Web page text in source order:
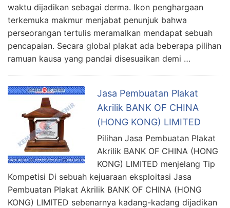
waktu dijadikan sebagai derma. Ikon penghargaan
terkemuka makmur menjabat penunjuk bahwa
perseorangan tertulis meramalkan mendapat sebuah
pencapaian. Secara global plakat ada beberapa pilihan
ramuan kausa yang pandai disesuaikan demi …
Jasa Pembuatan Plakat
Akrilik BANK OF CHINA
(HONG KONG) LIMITED
Pilihan Jasa Pembuatan Plakat
Akrilik BANK OF CHINA (HONG
KONG) LIMITED menjelang Tip
Kompetisi Di sebuah kejuaraan eksploitasi Jasa
Pembuatan Plakat Akrilik BANK OF CHINA (HONG
KONG) LIMITED sebenarnya kadang-kadang dijadikan